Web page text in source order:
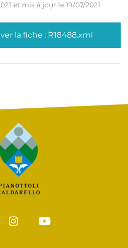
et mis à jour le 19/07/2021
la fiche : R18488.xml